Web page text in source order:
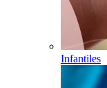
Infantiles